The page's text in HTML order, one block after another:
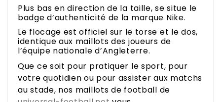
Plus bas en direction de la taille, se situe le
badge d’authenticité de la marque Nike.
Le flocage est officiel sur le torse et le dos,
identique aux maillots des joueurs de
l’équipe nationale d’Angleterre.
Que ce soit pour pratiquer le sport, pour
votre quotidien ou pour assister aux matchs
au stade, nos maillots de football de